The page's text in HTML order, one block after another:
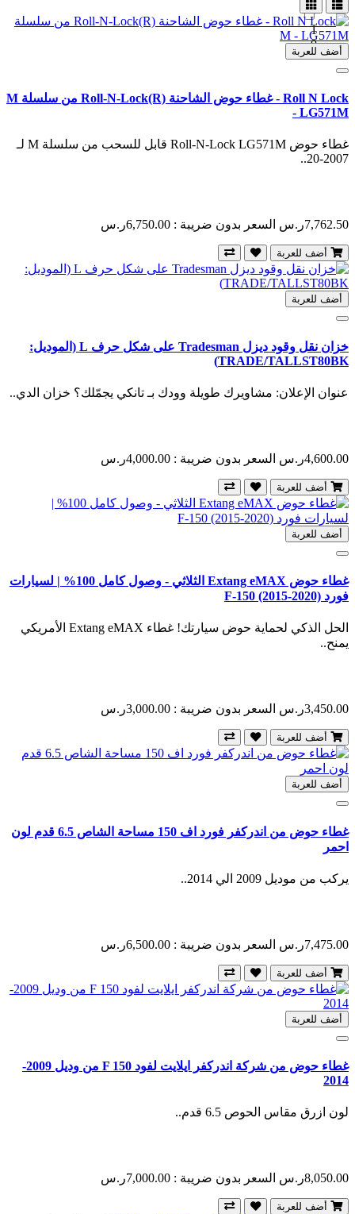
1
0
أضف للعربة
Roll N Lock - غطاء حوض الشاحنة Roll-N-Lock(R) من سلسلة M
- LG571M
غطاء حوض Roll-N-Lock LG571M قابل للسحب من سلسلة M لـ
2007-20..
7,762.50ر.س السعر بدون ضريبة : 6,750.00ر.س
أضف للعربة
أضف للعربة
خزان نقل وقود ديزل Tradesman على شكل حرف L (الموديل:
TRADE/TALLST80BK)
عنوان الإعلان: مشاويرك طويلة وودك بـ تانكي يجمّلك؟ خزان الدي..
4,600.00ر.س السعر بدون ضريبة : 4,000.00ر.س
أضف للعربة
أضف للعربة
غطاء حوض Extang eMAX الثلاثي - وصول كامل 100% | لسيارات
فورد F-150 (2015-2020)
الحل الذكي لحماية حوض سيارتك! غطاء Extang eMAX الأمريكي
يمنح..
3,450.00ر.س السعر بدون ضريبة : 3,000.00ر.س
أضف للعربة
أضف للعربة
غطاء حوض من اندركفر فورد اف 150 مساحة الشاص 6.5 قدم لون
احمر
يركب من موديل 2009 الي 2014..
7,475.00ر.س السعر بدون ضريبة : 6,500.00ر.س
أضف للعربة
أضف للعربة
غطاء حوض من شركة اندركفر ايلايت لفود F 150 من وديل 2009-
2014
لون ازرق مقاس الحوص 6.5 قدم..
8,050.00ر.س السعر بدون ضريبة : 7,000.00ر.س
أضف للعربة